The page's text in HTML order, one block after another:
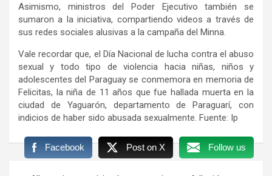
Asimismo, ministros del Poder Ejecutivo también se
sumaron a la iniciativa, compartiendo videos a través de
sus redes sociales alusivas a la campaña del Minna.
Vale recordar que, el Día Nacional de lucha contra el abuso
sexual y todo tipo de violencia hacia niñas, niños y
adolescentes del Paraguay se conmemora en memoria de
Felicitas, la niña de 11 años que fue hallada muerta en la
ciudad de Yaguarón, departamento de Paraguarí, con
indicios de haber sido abusada sexualmente. Fuente: Ip
Facebook Post on X Follow us